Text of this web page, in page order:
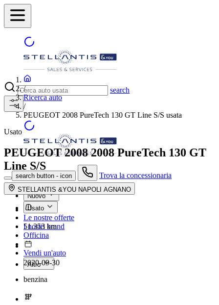
search
search button - icon Trova la concessionaria
Nuovo
Usato
Le nostre offerte
I nostri brand
Officina
Vendi un'auto
Altro
/
Ricerca auto
/
PEUGEOT 2008 PureTech 130 GT Line S/S usata
Usato
PEUGEOT 20082008 PureTech 130 GT
Line S/S
STELLANTIS &YOU NAPOLI AGNANO
51.353 km
2020-09-30
benzina